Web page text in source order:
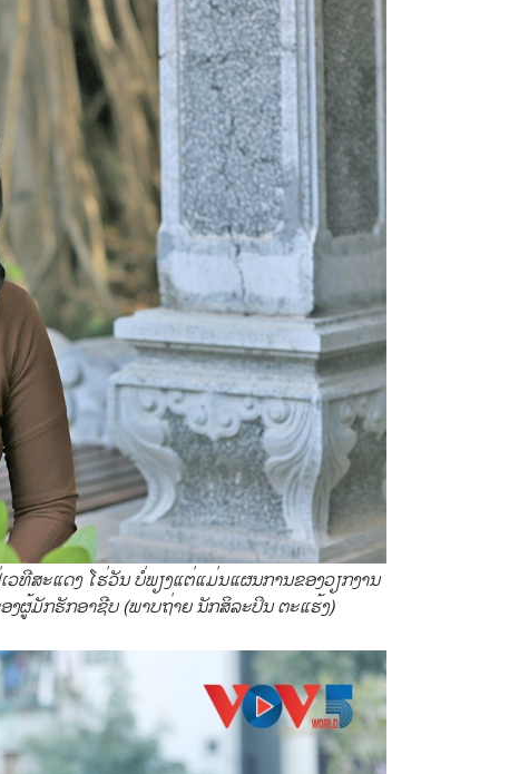
ທີສະແດງ ໂຮ່ວັນ ບໍ່ພຽງແຕ່ແມ່ນແຜນການຂອງວຽກງານ
ຜູ້ມັກຮັກອາຊີບ (ພາບຖ່າຍ ນັກສິລະປິນ ຕະແຮ້ງ)